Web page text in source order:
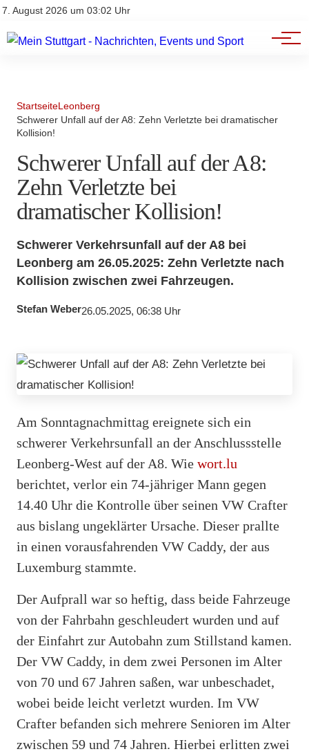
7. August 2026 um 03:02 Uhr
Impressum
Branchenbuch
Werbung
StartseiteLeonberg
Schwerer Unfall auf der A8: Zehn Verletzte bei dramatischer
Kollision!
Schwerer Unfall auf der A8:
Zehn Verletzte bei
dramatischer Kollision!
Schwerer Verkehrsunfall auf der A8 bei
Leonberg am 26.05.2025: Zehn Verletzte nach
Kollision zwischen zwei Fahrzeugen.
Stefan Weber26.05.2025, 06:38 Uhr
Am Sonntagnachmittag ereignete sich ein
schwerer Verkehrsunfall an der Anschlussstelle
Leonberg-West auf der A8. Wie wort.lu
berichtet, verlor ein 74-jähriger Mann gegen
14.40 Uhr die Kontrolle über seinen VW Crafter
aus bislang ungeklärter Ursache. Dieser prallte
in einen vorausfahrenden VW Caddy, der aus
Luxemburg stammte.
Der Aufprall war so heftig, dass beide Fahrzeuge
von der Fahrbahn geschleudert wurden und auf
der Einfahrt zur Autobahn zum Stillstand kamen.
Der VW Caddy, in dem zwei Personen im Alter
von 70 und 67 Jahren saßen, war unbeschadet,
wobei beide leicht verletzt wurden. Im VW
Crafter befanden sich mehrere Senioren im Alter
zwischen 59 und 74 Jahren. Hierbei erlitten zwei